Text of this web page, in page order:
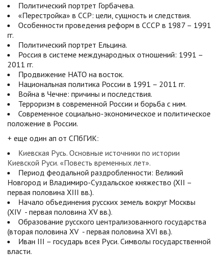
Политический портрет Горбачева.
«Перестройка» в ССР: цели, сущность и следствия.
Особенности проведения реформ в СССР в 1987 – 1991
гг.
Политический портрет Ельцина.
Россия в системе международных отношений: 1991 –
2011 гг.
Продвижение НАТО на восток.
Национальная политика России в 1991 – 2011 гг.
Война в Чечне: причины и последствия.
Терроризм в современной России и борьба с ним.
Современное социально-экономическое и политическое
положение в России.
+ еще один ап от СПбГИК:
Киевская Русь. Основные источники по истории
Киевской Руси. «Повесть временных лет».
Период феодальной раздробленности: Великий
Новгород и Владимиро-Суздальское княжество (XII –
первая половина XIII вв.).
Начало объединения русских земель вокруг Москвы
(XIV - первая половина XV вв.).
Образование русского централизованного государства
(вторая половина XV - первая половина XVI вв.).
Иван III – государь всея Руси. Символы государственной
власти.